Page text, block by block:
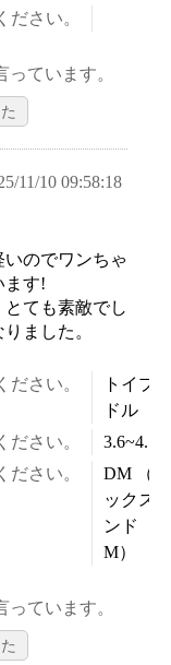
さい。
ています。
11/10 09:58:18
のでワンちゃ
ます!
ても素敵でし
ました。
ださい。
トイプ
ドル
さい。
さい。
DM （ダ
ックス
ンド
M）
ています。